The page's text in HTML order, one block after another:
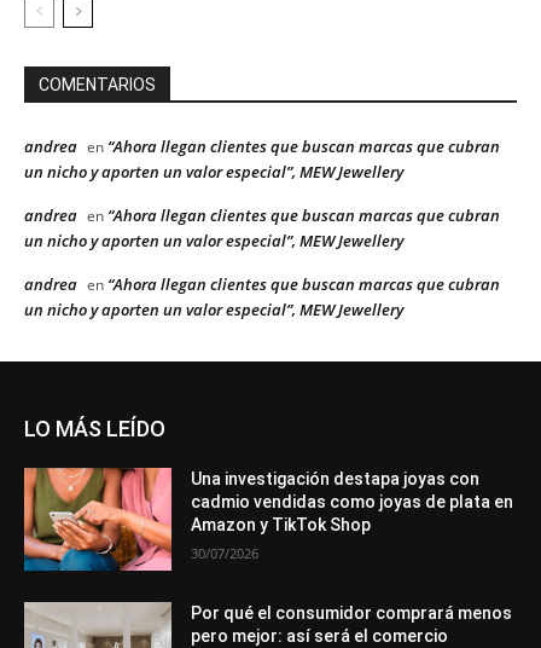
COMENTARIOS
andrea en “Ahora llegan clientes que buscan marcas que cubran
un nicho y aporten un valor especial”, MEW Jewellery
andrea en “Ahora llegan clientes que buscan marcas que cubran
un nicho y aporten un valor especial”, MEW Jewellery
andrea en “Ahora llegan clientes que buscan marcas que cubran
un nicho y aporten un valor especial”, MEW Jewellery
LO MÁS LEÍDO
Una investigación destapa joyas con
cadmio vendidas como joyas de plata en
Amazon y TikTok Shop
30/07/2026
Por qué el consumidor comprará menos
pero mejor: así será el comercio